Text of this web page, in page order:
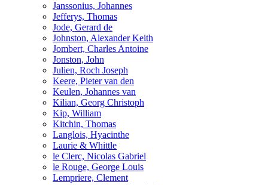
Janssonius, Johannes
Jefferys, Thomas
Jode, Gerard de
Johnston, Alexander Keith
Jombert, Charles Antoine
Jonston, John
Julien, Roch Joseph
Keere, Pieter van den
Keulen, Johannes van
Kilian, Georg Christoph
Kip, William
Kitchin, Thomas
Langlois, Hyacinthe
Laurie & Whittle
le Clerc, Nicolas Gabriel
le Rouge, George Louis
Lempriere, Clement